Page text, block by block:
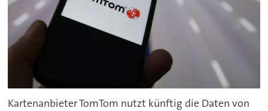
Kartenanbieter TomTom nutzt künftig die Daten von